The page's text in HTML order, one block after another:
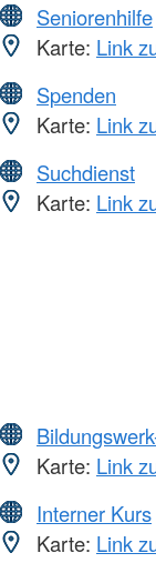
Seniorenhilfe
Karte: Link
Spenden
Karte: Link
Suchdienst
Karte: Link
Karte: Link
Interner Kurs
Karte: Link